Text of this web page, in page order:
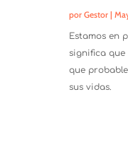
por Gestor|
Estamos en
significa que
que
sus vidas.